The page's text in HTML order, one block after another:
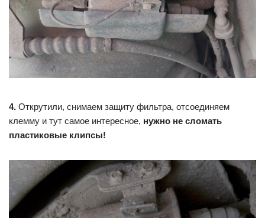
4. Открутили, снимаем защиту фильтра, отсоединяем
клемму и тут самое интересное, нужно не сломать
пластиковые клипсы!